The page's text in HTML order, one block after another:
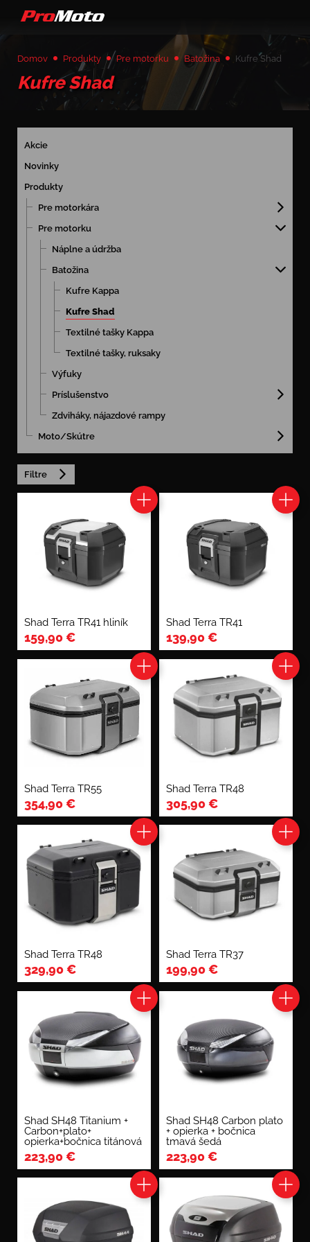
Domov Produkty Pre motorku Batožina Kufre Shad
Kufre Shad
Akcie
Novinky
Produkty
Pre motorkára
Pre motorku
Náplne a údržba
Batožina
Kufre Kappa
Kufre Shad
Textilné tašky Kappa
Textilné tašky, ruksaky
Výfuky
Príslušenstvo
Zdviháky, nájazdové rampy
Moto/Skútre
Filtre
Shad Terra TR41 hliník
159,90€
Shad Terra TR41
139,90€
Shad Terra TR55
354,90€
Shad Terra TR48
305,90€
Shad Terra TR48
329,90€
Shad Terra TR37
199,90€
Shad SH48 Titanium +
Carbon+plato+
opierka+bočnica titánová
223,90€
Shad SH48 Carbon plato
+ opierka + bočnica
tmavá šedá
223,90€